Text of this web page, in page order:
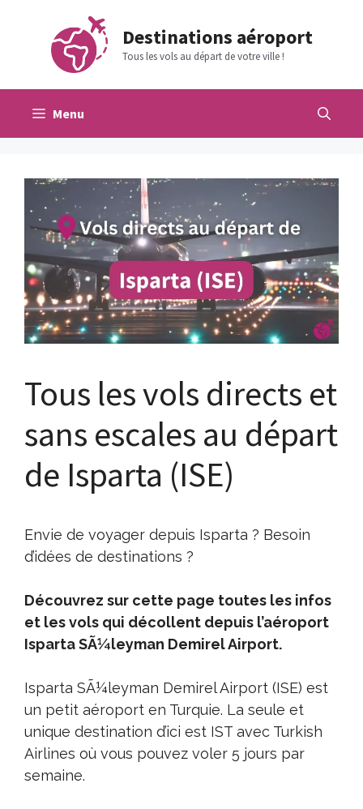
contenu
Destinations aéroport
Tous les vols au départ de votre ville !
Menu
Tous les vols directs et
sans escales au départ
de Isparta (ISE)
Envie de voyager depuis Isparta ? Besoin
d’idées de destinations ?
Découvrez sur cette page toutes les infos
et les vols qui décollent depuis l’aéroport
Isparta SÃ¼leyman Demirel Airport.
Isparta SÃ¼leyman Demirel Airport (ISE) est
un petit aéroport en Turquie. La seule et
unique destination d’ici est IST avec Turkish
Airlines où vous pouvez voler 5 jours par
semaine.